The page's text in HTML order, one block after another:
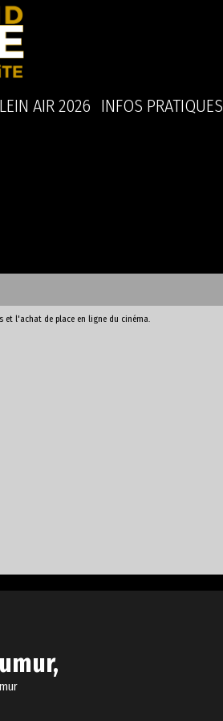
AIR 2026 INFOS PRATIQUES
et l'achat de place en ligne du cinéma.